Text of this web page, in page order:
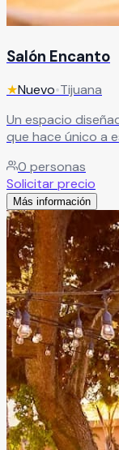
Salón Encanto
★Nuevo•Tijuana
Un espacio
que hace único a
0 personas
Solicitar precio
Más información